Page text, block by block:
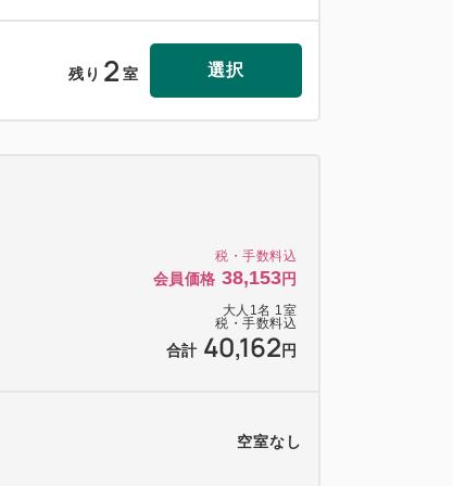
残り 2 室 選択
税・手数料込
会員価格 38,153円
大人 1名 1室
税・手数料込
合計 40,162 円
空室なし